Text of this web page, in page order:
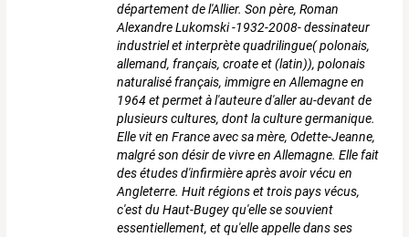
département de l'Allier. Son père, Roman
Alexandre Lukomski -1932-2008- dessinateur
industriel et interprète quadrilingue( polonais,
allemand, français, croate et (latin)), polonais
naturalisé français, immigre en Allemagne en
1964 et permet à l'auteure d'aller au-devant de
plusieurs cultures, dont la culture germanique.
Elle vit en France avec sa mère, Odette-Jeanne,
malgré son désir de vivre en Allemagne. Elle fait
des études d'infirmière après avoir vécu en
Angleterre. Huit régions et trois pays vécus,
c'est du Haut-Bugey qu'elle se souvient
essentiellement, et qu'elle appelle dans ses